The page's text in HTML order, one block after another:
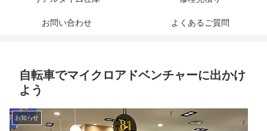
お問い合わせ よくあるご質問
自転車でマイクロアドベンチャーに出かけ
よう
お知らせ